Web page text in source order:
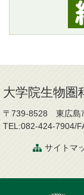
大学院生物圏
〒739-8528 東広島
TEL:082-424-7904/
サイトマ